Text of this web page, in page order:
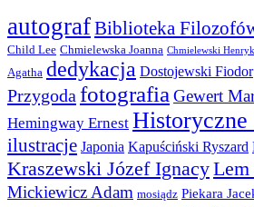
autografBiblioteka
Child Lee Chmielewska Joanna Chmielewski
Agatha dedykacja Dostojewski Fiodor
Przygoda fotografia Gewert
Hemingway Ernest
ilustracje Japonia Kapuściński Ryszard
Kraszewski Józef IgnacyLem
Mickiewicz Adam mosiądz Piekara